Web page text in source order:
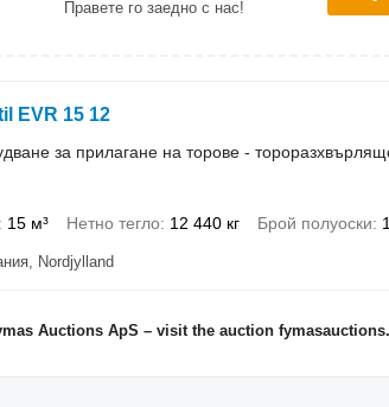
Правете го заедно с нас!
EVR 15 12
за прилагане на торове -
15 м³ Нетно тегло 12 440 кг Брой полуоски 1
Nordjylland
Auctions ApS – visit the auction